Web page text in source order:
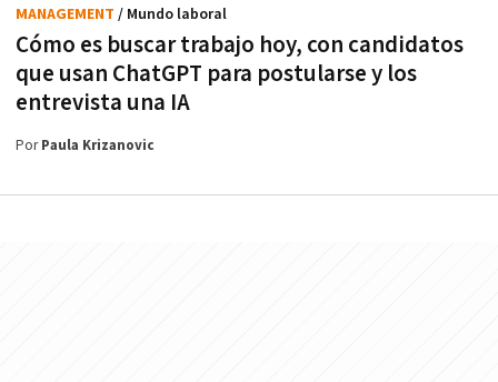
Cómo es buscar trabajo hoy, con candidatos
que usan ChatGPT para postularse y los
entrevista una IA
MANAGEMENT / Mundo laboral
PorPaula Krizanovic